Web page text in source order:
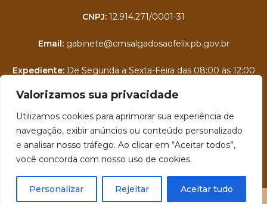
Valorizamos sua privacidade
Utilizamos cookies para aprimorar sua experiência de
navegação, exibir anúncios ou conteúdo personalizado
e analisar nosso tráfego. Ao clicar em “Aceitar todos”,
você concorda com nosso uso de cookies.
Personalizar Rejeitar Aceitar tudo
CNPJ: 12.914.271/0001-31
Email: gabinete@cmsalgadosaofelix.pb.gov.br
Expediente: De Segunda a Sexta-Feira das 08:00 às 12:00
Portal da Transparência
Folha de Pagamento
Contra Cheque Online
E-SIC - Serviço Eletrônico de Informações ao Cidadão